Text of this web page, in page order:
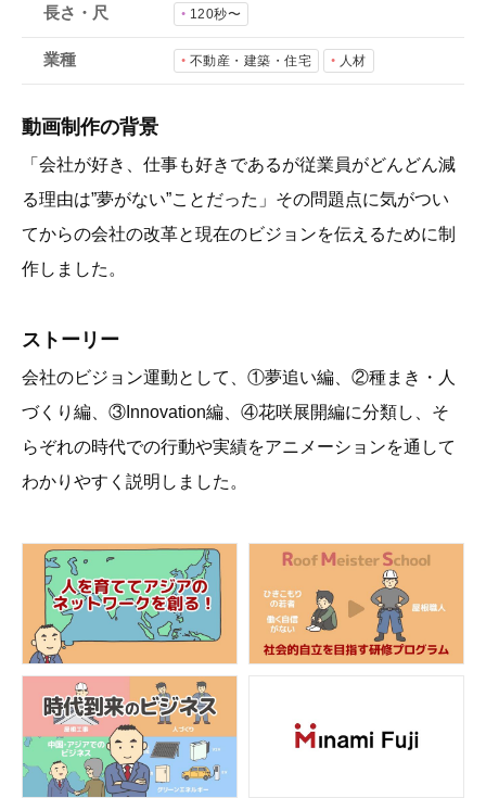
お問合わせ・無料見積もり
長さ・尺 120秒〜
業種 不動産・建築・住宅 人材
動画制作の背景
「会社が好き、仕事も好きであるが従業員がどんどん減
る理由は”夢がない”ことだった」その問題点に気がつい
てからの会社の改革と現在のビジョンを伝えるために制
作しました。
ストーリー
会社のビジョン運動として、①夢追い編、②種まき・人
づくり編、③Innovation編、④花咲展開編に分類し、そ
らぞれの時代での行動や実績をアニメーションを通して
わかりやすく説明しました。